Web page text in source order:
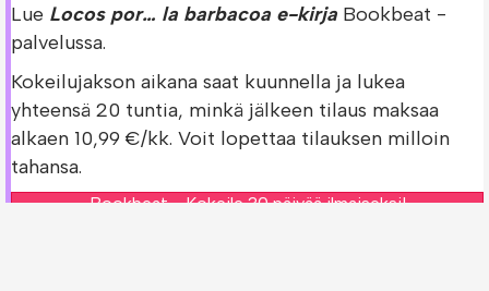
Lue Locos por… la barbacoa e-kirja Bookbeat -
palvelussa.
Kokeilujakson aikana saat kuunnella ja lukea
yhteensä 20 tuntia, minkä jälkeen tilaus maksaa
alkaen 10,99 €/kk. Voit lopettaa tilauksen milloin
tahansa.
Bookbeat - Kokeile 30 päivää ilmaiseksi!